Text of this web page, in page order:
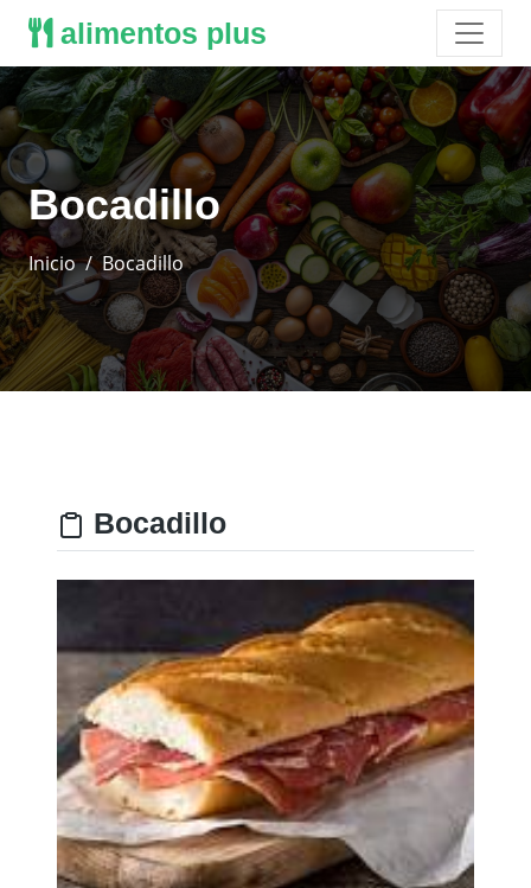
alimentos plus
Bocadillo
Inicio Bocadillo
Bocadillo